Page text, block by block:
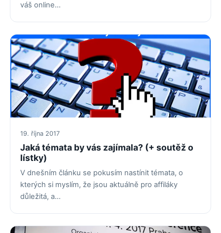
váš online…
19. října 2017
Jaká témata by vás zajímala? (+ soutěž o
lístky)
V dnešním článku se pokusím nastínit témata, o
kterých si myslím, že jsou aktuálně pro affiláky
důležitá, a…